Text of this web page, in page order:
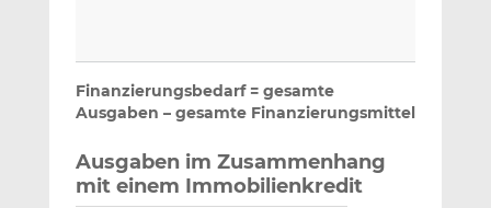
Finanzierungsbedarf = gesamte
Ausgaben – gesamte Finanzierungsmittel
Ausgaben im Zusammenhang
mit einem Immobilienkredit